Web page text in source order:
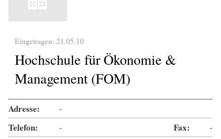
Eingetragen: 21.05.10
Hochschule für Ökonomie &
Management (FOM)
Adresse: -
Telefon: - Fax: -